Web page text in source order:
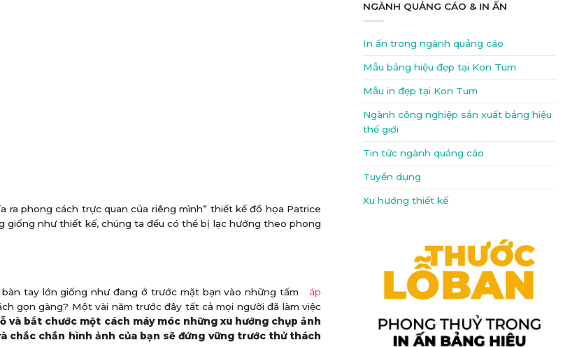
phong cách trực quan của riêng mình” thiết kế đồ họa Patrice
giống như thiết kế, chúng ta đều có thể bị lạc hướng theo phong
tay lớn giống như đang ở trước mặt bạn vào những tấm
áp
gọn gàng? Một vài năm trước đây tất cả mọi người đã làm việc
và bắt chước một cách máy móc những xu hướng chụp ảnh
chắc chắn hình ảnh của bạn sẽ đứng vững trước thử thách
NGÀNH QUẢNG CÁO & IN ẤN
In ấn trong ngành quảng cáo
Mẫu bảng hiệu đẹp tại Kon Tum
Mẫu in đẹp tại Kon Tum
Ngành công nghiệp sản xuất bảng hiệu
thế giới
Tin tức ngành quảng cáo
Tuyển dụng
Xu hướng thiết kế